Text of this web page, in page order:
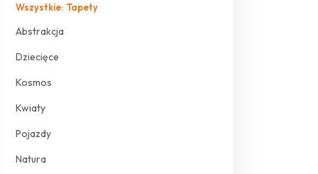
Wszystkie: Tapety
Abstrakcja
Dziecięce
Kosmos
Kwiaty
Pojazdy
Natura